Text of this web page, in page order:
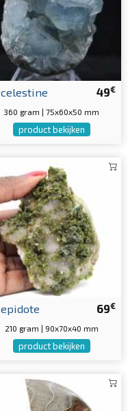
49€
celestine
360 gram | 75x60x50 mm
product bekijken
69€
epidote
210 gram | 90x70x40 mm
product bekijken